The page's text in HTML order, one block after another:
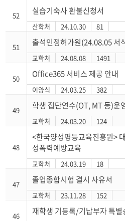
52 실습기숙사 환불신청서
산학처 24.10.30 81
51 출석인정허가원(24.08.05 서
교학처 24.08.08 1491
50 Office365 서비스 제공 안내
이양식 24.03.25 382
49 학생 집단연수(OT, MT 등)운
교학처 24.03.20 124
48
<한국양성평등교육진흥원>
성폭력예방교육
교학처 24.03.19 18
47 졸업종합시험 결시 사유서
교학처 23.11.28 152
46 재학생 기등록/기납부자 특별